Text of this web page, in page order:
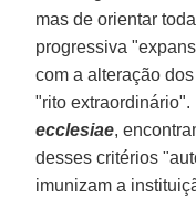
mas de orientar
progressiva
com a alteração
"rito extraordinário".
ecclesiae,
desses critérios
imunizam a